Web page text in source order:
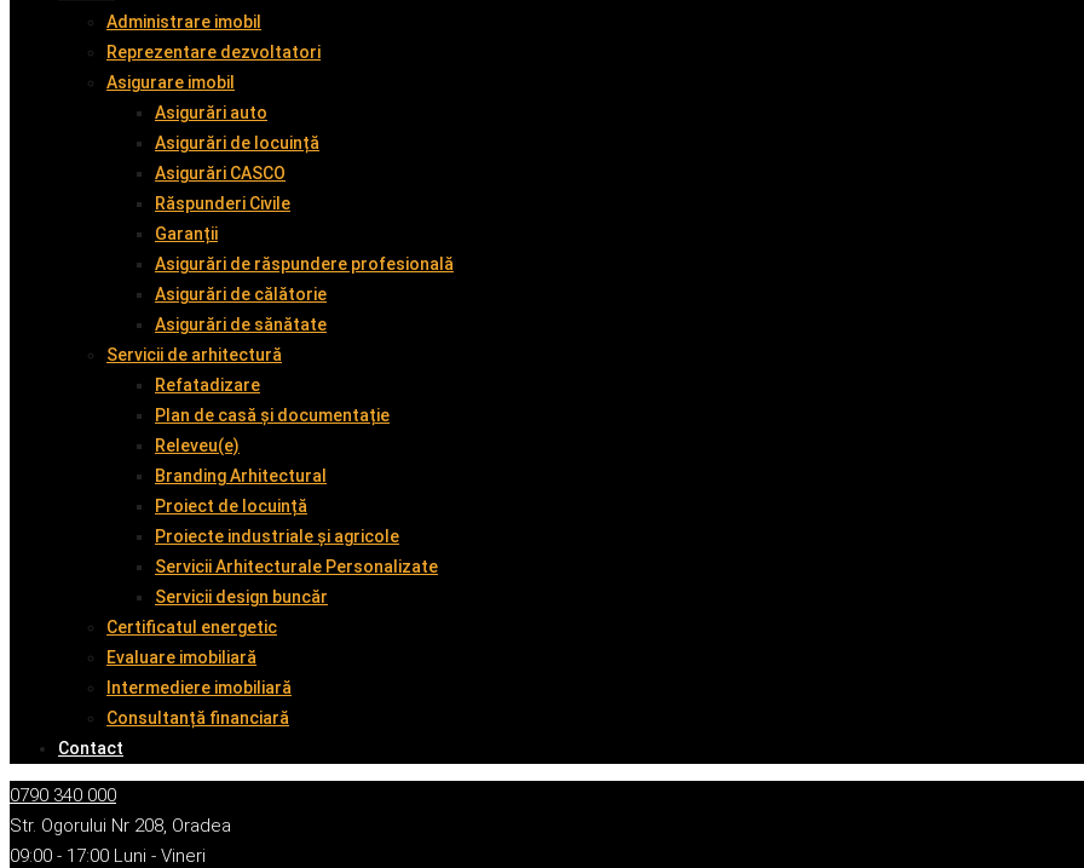
Administrare imobil
Reprezentare dezvoltatori
Asigurare imobil
Asigurări auto
Asigurări de locuință
Asigurări CASCO
Răspunderi Civile
Garanții
Asigurări de răspundere profesională
Asigurări de călătorie
Asigurări de sănătate
Servicii de arhitectură
Refatadizare
Plan de casă și documentație
Releveu(e)
Branding Arhitectural
Proiect de locuință
Proiecte industriale și agricole
Servicii Arhitecturale Personalizate
Servicii design buncăr
Certificatul energetic
Evaluare imobiliară
Intermediere imobiliară
Consultanță financiară
Contact
0790 340 000
Str. Ogorului Nr 208, Oradea
09:00 - 17:00 Luni - Vineri